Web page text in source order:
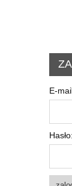
E-
Hasło: